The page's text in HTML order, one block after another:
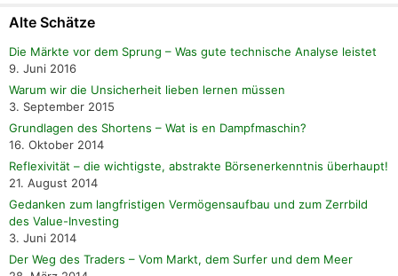
Alte Schätze
Die Märkte vor dem Sprung – Was gute technische Analyse leistet
9. Juni 2016
Warum wir die Unsicherheit lieben lernen müssen
3. September 2015
Grundlagen des Shortens – Wat is en Dampfmaschin?
16. Oktober 2014
Reflexivität – die wichtigste, abstrakte Börsenerkenntnis überhaupt!
21. August 2014
Gedanken zum langfristigen Vermögensaufbau und zum Zerrbild
des Value-Investing
3. Juni 2014
Der Weg des Traders – Vom Markt, dem Surfer und dem Meer